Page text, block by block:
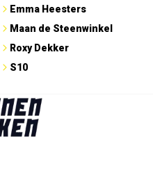
Emma Heesters
Maan de Steenwinkel
Roxy Dekker
S10